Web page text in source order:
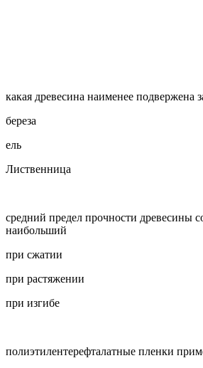
какая древесина наименее подвержена
береза
ель
Лиственница
средний предел прочности древесины
наибольший
при сжатии
при растяжении
при изгибе
полиэтилентерефталатные пленки